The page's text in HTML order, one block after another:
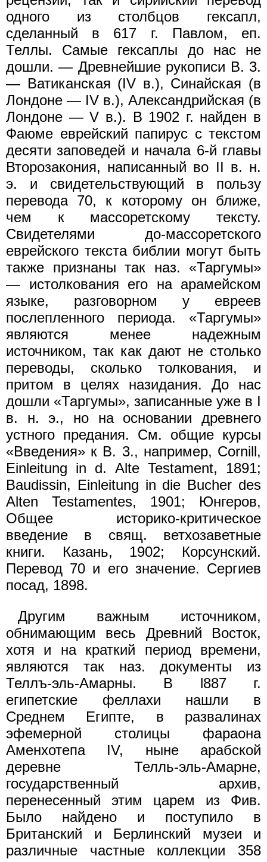
одного из столбцов гексапл,
сделанный в 617 г. Павлом, еп.
Теллы. Самые гексаплы до нас не
дошли. — Древнейшие рукописи В. 3.
— Ватиканская (IV в.), Синайская (в
Лондоне — IV в.), Александрийская (в
Лондоне — V в.). В 1902 г. найден в
Фаюме еврейский папирус с текстом
десяти заповедей и начала 6-й главы
Второзакония, написанный во II в. н.
э. и свидетельствующий в пользу
перевода 70, к которому он ближе,
чем к массоретскому тексту.
Свидетелями до-массоретского
еврейского текста библии могут быть
также признаны так наз. «Таргумы»
— истолкования его на арамейском
языке, разговорном у евреев
послепленного периода. «Таргумы»
являются менее надежным
источником, так как дают не столько
переводы, сколько толкования, и
притом в целях назидания. До нас
дошли «Таргумы», записанные уже в I
в. н. э., но на основании древнего
устного предания. См. общие курсы
«Введения» к В. 3., например, Соrnill,
Einleitung in d. Alte Testament, 1891;
Вaudissin, Einleitung in die Bucher des
Alten Testamentes, 1901; Юнгеров,
Общее историко-критическое
введение в свящ. ветхозаветные
книги. Казань, 1902; Корсунский.
Перевод 70 и его значение. Сергиев
посад, 1898.
Другим важным источником,
обнимающим весь Древний Восток,
хотя и на краткий период времени,
являются так наз. документы из
Теллъ-эль-Амарны. В l887 г.
египетские феллахи нашли в
Среднем Египте, в развалинах
эфемерной столицы фараона
Аменхотепа IV, ныне арабской
деревне Телль-эль-Амарне,
государственный архив,
перенесенный этим царем из Фив.
Было найдено и поступило в
Британский и Берлинский музеи и
различные частные коллекции 358